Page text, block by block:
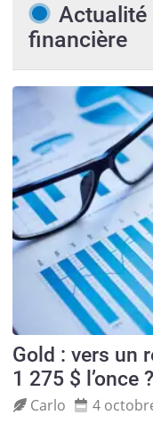
Actualité
financière
Gold : vers un
1 275 $ l’once ?
Carlo
4